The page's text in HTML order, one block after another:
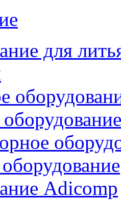
для
Adicomp